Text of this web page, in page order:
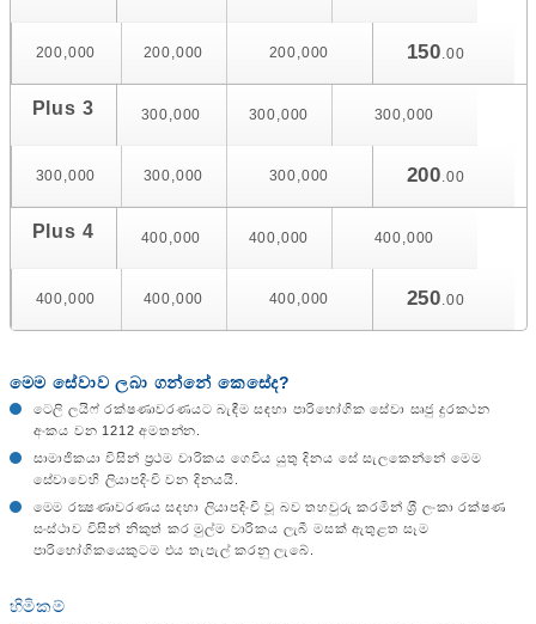
200,000 200,000 200,000 150.00
Plus 3 300,000 300,000 300,000
300,000 300,000 300,000 200.00
Plus 4 400,000 400,000 400,000
400,000 400,000 400,000 250.00
මෙම සේවාවලබා ගන්නේ කෙසේද?
ටෙලි ලයිෆ් රක්ෂණාවරණයට බැඳීම සඳහා පාරිභෝගික සේවා සෘජු දුරකථන
අංකය වන 1212 අමතන්න.
සාමාජිකයා විසින් ප‍්‍රථම වාරිකය ගෙවිය යුතු දිනය සේ සැලකෙන්නේ මෙම
සේවාවෙහි ලියාපදිංචි වන දිනයයි.
මෙම රක්‍ෂණාවරණය සදහා ලියාපදිංචි වූ බව තහවුරු කරමින් ශ‍්‍රී ලංකා රක්ෂණ
සංස්ථාව විසින් නිකුත් කර මුල්ම වාරිකය ලැබී මසක් ඇතුළත සෑම
පාරිභෝගිකයෙකුටම එය තැපැල් කරනු ලැබේ.
හිමිකම්